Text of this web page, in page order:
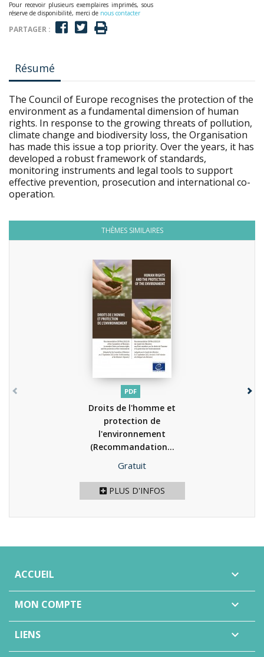
Pour recevoir plusieurs exemplaires imprimés, sous
réserve de disponibilité, merci de nous contacter
PARTAGER :
Résumé
The Council of Europe recognises the protection of the
environment as a fundamental dimension of human
rights. In response to the growing threats of pollution,
climate change and biodiversity loss, the Organisation
has made this issue a top priority. Over the years, it has
developed a robust framework of standards,
monitoring instruments and legal tools to support
effective prevention, prosecution and international co-
operation.
THÈMES SIMILAIRES
PDF
Droits de l'homme et
protection de
l'environnement
(Recommandation...
Prix
Gratuit
PLUS D'INFOS
ACCUEIL 
MON COMPTE 
LIENS 